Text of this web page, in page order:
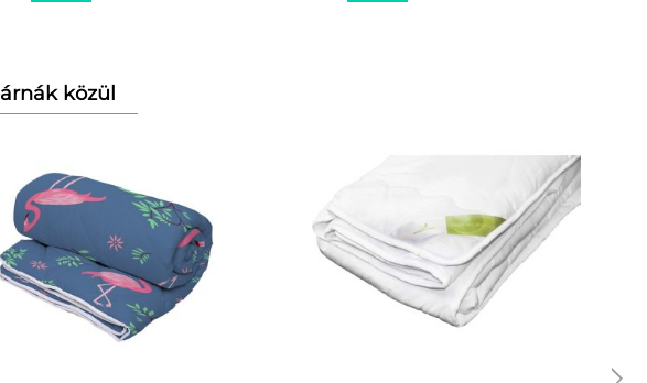
felhalmozódása.
közül